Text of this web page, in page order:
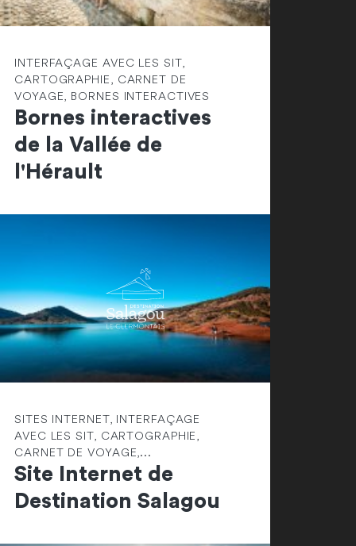
INTERFAÇAGE AVEC LES SIT,
CARTOGRAPHIE, CARNET DE
VOYAGE, BORNES INTERACTIVES
Bornes interactives
de la Vallée de
l'Hérault
SITES INTERNET, INTERFAÇAGE
AVEC LES SIT, CARTOGRAPHIE,
CARNET DE VOYAGE,...
Site Internet de
Destination Salagou